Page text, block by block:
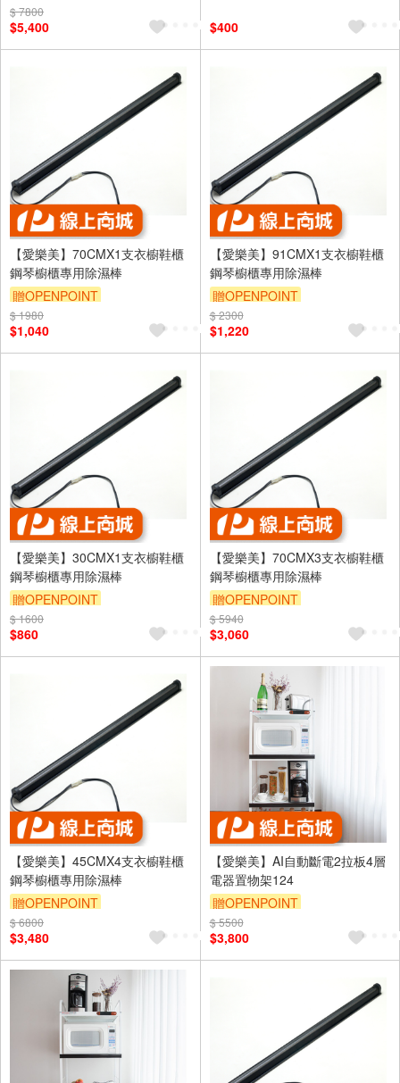
$ 7800
$5,400 $400
【愛樂美】70CMX1支衣櫥鞋櫃
鋼琴櫥櫃專用除濕棒
贈OPENPOINT
$ 1980
$1,040
【愛樂美】91CMX1支衣櫥鞋櫃
鋼琴櫥櫃專用除濕棒
贈OPENPOINT
$ 2300
$1,220
【愛樂美】30CMX1支衣櫥鞋櫃
鋼琴櫥櫃專用除濕棒
贈OPENPOINT
$ 1600
$860
【愛樂美】70CMX3支衣櫥鞋櫃
鋼琴櫥櫃專用除濕棒
贈OPENPOINT
$ 5940
$3,060
【愛樂美】45CMX4支衣櫥鞋櫃
鋼琴櫥櫃專用除濕棒
贈OPENPOINT
$ 6800
$3,480
【愛樂美】AI自動斷電2拉板4層
電器置物架124
贈OPENPOINT
$ 5500
$3,800